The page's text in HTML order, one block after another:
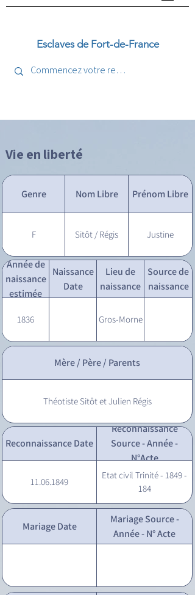
Esclaves de Fort-de-France
Vie en liberté
Genre Nom Libre Prénom Libre
F Sitôt / Régis Justine
Année de
naissance
estimée
Naissance
Date
Lieu de
naissance
Source de
naissance
1836 Gros-Morne
Mère / Père / Parents
Théotiste Sitôt et Julien Régis
Reconnaissance Date
Reconnaissance
Source - Année -
N°Acte
11.06.1849
Etat civil Trinité - 1849 -
184
Mariage Date
Mariage Source -
Année - N° Acte